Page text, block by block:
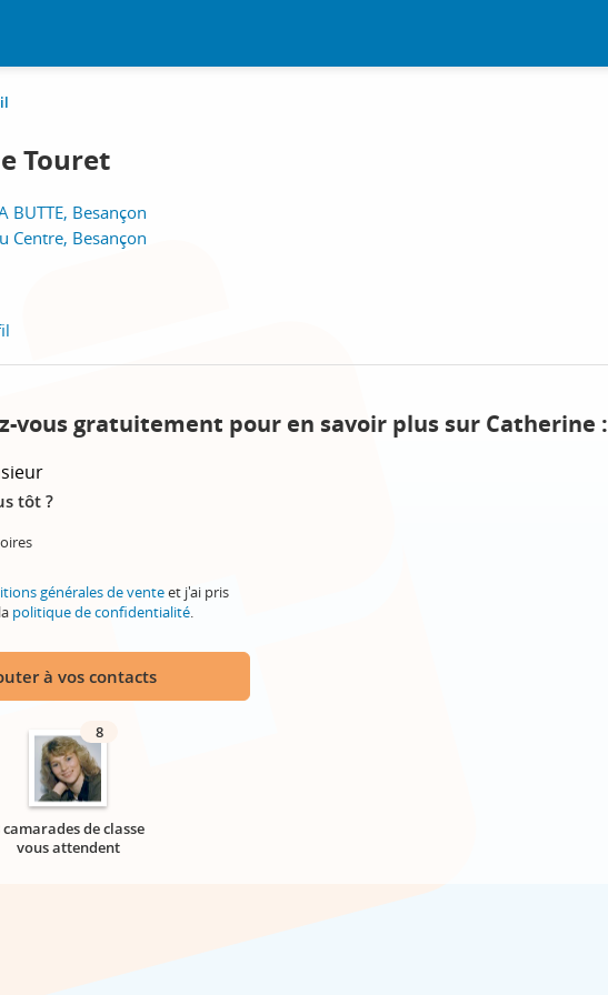
Touret
BUTTE, Besançon
Centre, Besançon
vous gratuitement pour en savoir plus sur Catherine :
tôt ?
générales de venteet j'ai pris
politique de confidentialité.
à vos contacts
8
camarades de classe
vous attendent